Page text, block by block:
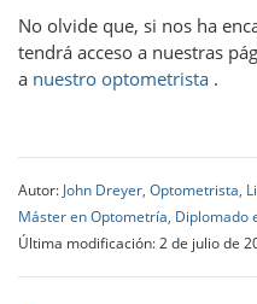
No olvide que, si nos ha
tendrá acceso a nuestras
a nuestro optometrista .
Autor:John Dreyer, Optometrista,
Máster en Optometría, Diplomado
Última modificación: 2 de julio de